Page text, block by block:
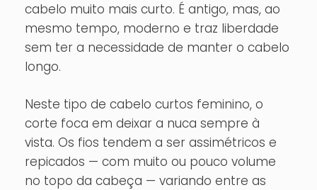
cabelo muito mais curto. É antigo, mas, ao
mesmo tempo, moderno e traz liberdade
sem ter a necessidade de manter o cabelo
longo.
Neste tipo de cabelo curtos feminino, o
corte foca em deixar a nuca sempre à
vista. Os fios tendem a ser assimétricos e
repicados — com muito ou pouco volume
no topo da cabeça — variando entre as